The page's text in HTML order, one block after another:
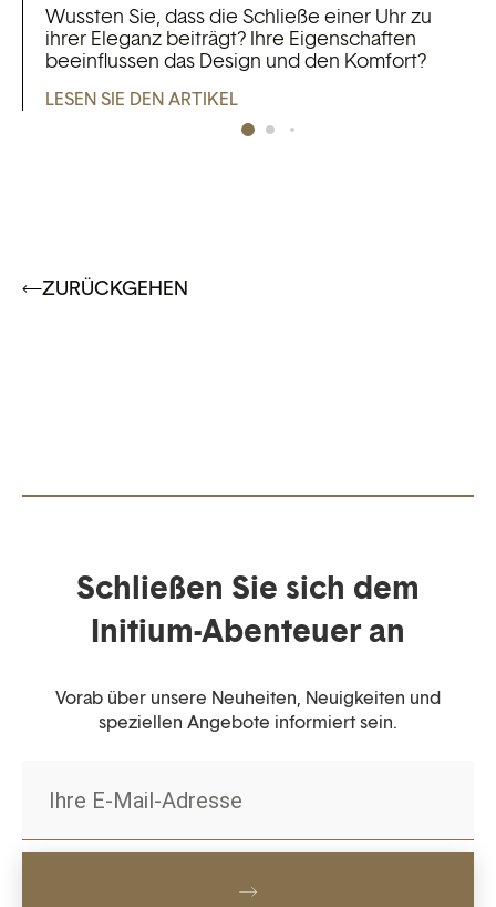
Wussten Sie, dass die Schließe einer Uhr zu
ihrer Eleganz beiträgt? Ihre Eigenschaften
beeinflussen das Design und den Komfort?
LESEN SIE DEN ARTIKEL
ZURÜCKGEHEN
Schließen Sie sich dem
Initium-Abenteuer an
Vorab über unsere Neuheiten, Neuigkeiten und
speziellen Angebote informiert sein.